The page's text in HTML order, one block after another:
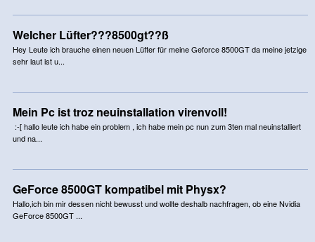
Welcher Lüfter???8500gt??ß
Hey Leute ich brauche einen neuen Lüfter für meine Geforce 8500GT da meine jetzige
sehr laut ist u...
Mein Pc ist troz neuinstallation virenvoll!
:-[ hallo leute ich habe ein problem , ich habe mein pc nun zum 3ten mal neuinstalliert
und na...
GeForce 8500GT kompatibel mit Physx?
Hallo,ich bin mir dessen nicht bewusst und wollte deshalb nachfragen, ob eine Nvidia
GeForce 8500GT ...